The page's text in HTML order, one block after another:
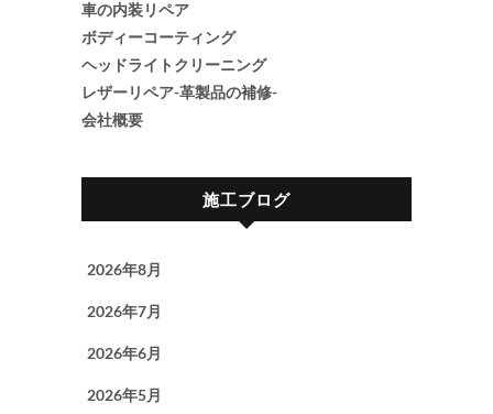
車の内装リペア
ボディーコーティング
ヘッドライトクリーニング
レザーリペア-革製品の補修-
会社概要
施工ブログ
2026年8月
2026年7月
2026年6月
2026年5月